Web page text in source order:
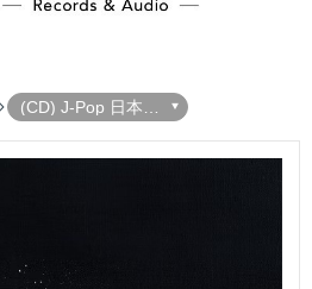
(CD) J-Pop 日本流
行